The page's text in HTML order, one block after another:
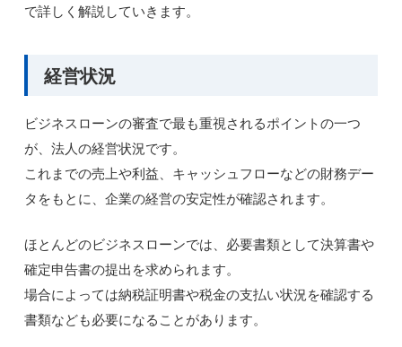
で詳しく解説していきます。
経営状況
ビジネスローンの審査で最も重視されるポイントの一つ
が、法人の経営状況です。
これまでの売上や利益、キャッシュフローなどの財務デー
タをもとに、企業の経営の安定性が確認されます。
ほとんどのビジネスローンでは、必要書類として決算書や
確定申告書の提出を求められます。
場合によっては納税証明書や税金の支払い状況を確認する
書類なども必要になることがあります。